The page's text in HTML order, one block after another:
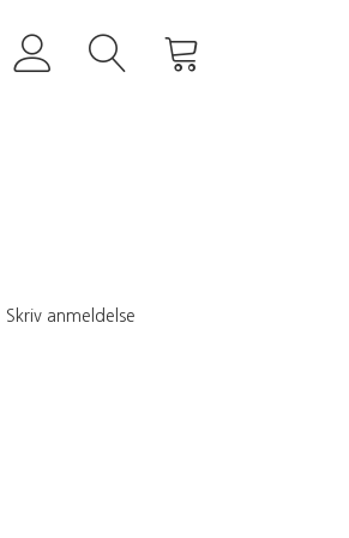
Skriv anmeldelse